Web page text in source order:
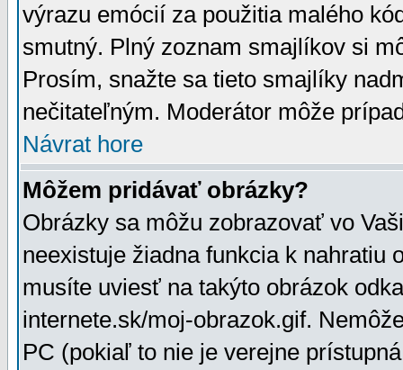
výrazu emócií za použitia malého
smutný. Plný zoznam smajlíkov si
Prosím, snažte sa tieto smajlíky
nečitateľným. Moderátor môže
Návrat hore
Môžem pridávať obrázky?
Obrázky sa môžu zobrazovať vo
neexistuje žiadna funkcia k nahratiu
musíte uviesť na takýto obrázok
internete.sk/moj-obrazok.gif.
PC (pokiaľ to nie je verejne